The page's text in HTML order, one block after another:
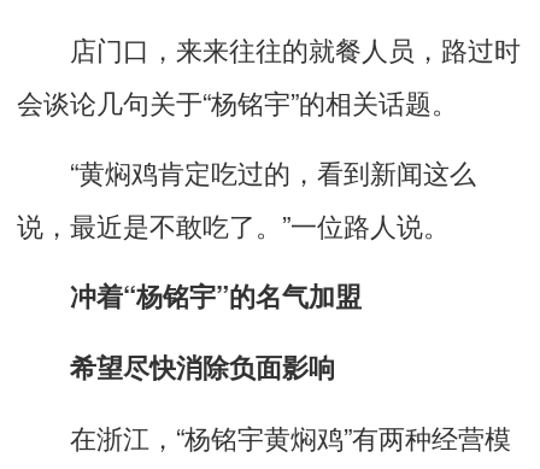
店门口，来来往往的就餐人员，路过时
会谈论几句关于“杨铭宇”的相关话题。
“黄焖鸡肯定吃过的，看到新闻这么
说，最近是不敢吃了。”一位路人说。
冲着“杨铭宇”的名气加盟
希望尽快消除负面影响
在浙江，“杨铭宇黄焖鸡”有两种经营模